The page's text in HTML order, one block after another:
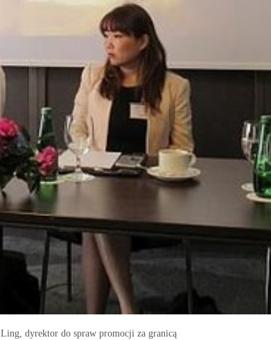
dyrektor do spraw promocji za granicą